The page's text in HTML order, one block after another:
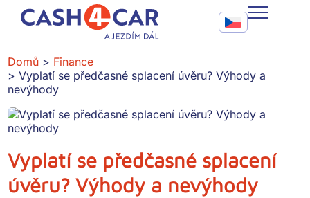
Vyplatí se předčasné splacení úvěru? Výhody a nevýhody
CASH4CAR
FAQ
BLOG
SLUŽBY
KONTAKT
Call To Action
Domů
Finance
Vyplatí se předčasné splacení úvěru? Výhody a
nevýhody
Vyplatí se předčasné splacení
úvěru? Výhody a nevýhody